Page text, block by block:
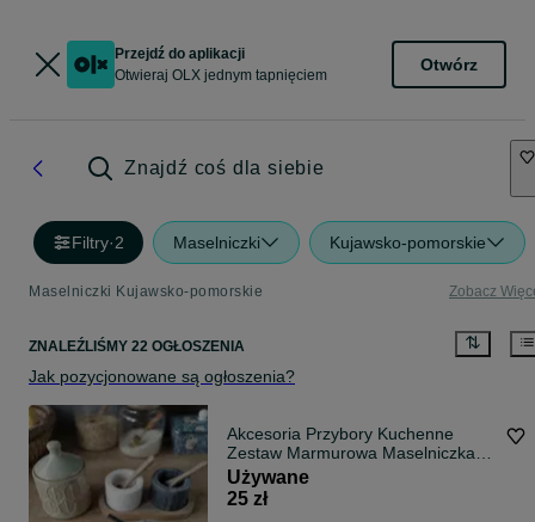
Przejdź do aplikacji
Otwieraj OLX jednym tapnięciem
Otwórz
Znajdź coś dla siebie
Filtry·2 Maselniczki Kujawsko-pomorskie
Maselniczki Kujawsko-pomorskie Zobacz
ZNALEŹLIŚMY 22 OGŁOSZENIA
Jak pozycjonowane są ogłoszenia?
Akcesoria Przybory Kuchenne
Zestaw Marmurowa Maselniczka
H&M Marmurowe Miseczki
Pojemnik Podstawka pod łyżkę
Używane
25 zł